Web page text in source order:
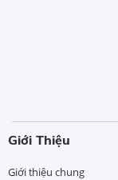
Giới Thiệu
Giới thiệu chung